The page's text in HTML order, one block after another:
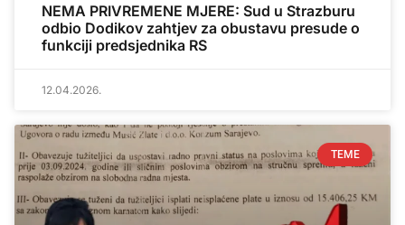
NEMA PRIVREMENE MJERE: Sud u Strazburu
odbio Dodikov zahtjev za obustavu presude o
funkciji predsjednika RS
12.04.2026.
TEME